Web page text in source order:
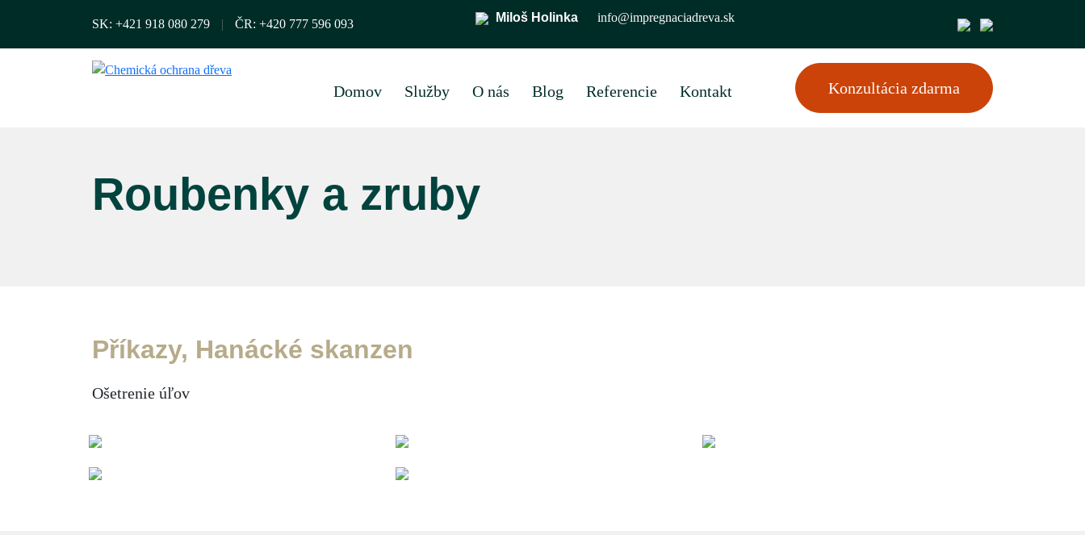
SK: +421 918 080 279 | ČR: +420 777 596 093 Miloš Holinka info@impregnaciadreva.sk
Domov Služby O nás Blog Referencie Kontakt Konzultácia zdarma
Roubenky a zruby
Příkazy, Hanácké skanzen
Ošetrenie úľov